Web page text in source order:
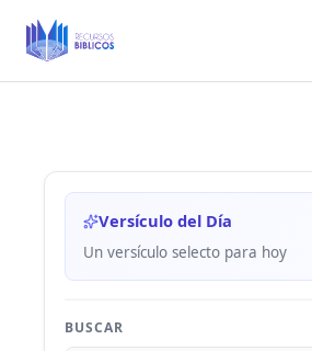
Versículo del Día
Un versículo selecto para hoy
BUSCAR